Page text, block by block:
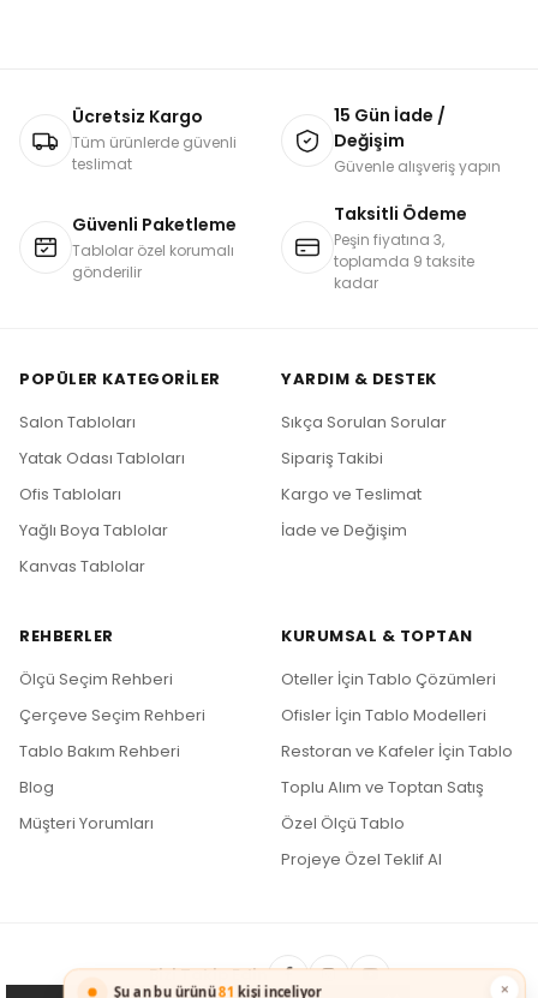
Ücretsiz Kargo
Tüm ürünlerde güvenli
teslimat
15 Gün İade /
Değişim
Güvenle alışveriş yapın
Güvenli Paketleme
Tablolar özel korumalı
gönderilir
Taksitli Ödeme
Peşin fiyatına 3,
toplamda 9 taksite
kadar
POPÜLER KATEGORILER
Salon Tabloları
Yatak Odası Tabloları
Ofis Tabloları
Yağlı Boya Tablolar
Kanvas Tablolar
YARDIM & DESTEK
Sıkça Sorulan Sorular
Sipariş Takibi
Kargo ve Teslimat
İade ve Değişim
REHBERLER
Ölçü Seçim Rehberi
Çerçeve Seçim Rehberi
Tablo Bakım Rehberi
Blog
Müşteri Yorumları
KURUMSAL & TOPTAN
Oteller İçin Tablo Çözümleri
Ofisler İçin Tablo Modelleri
Restoran ve Kafeler İçin Tablo
Toplu Alım ve Toptan Satış
Özel Ölçü Tablo
Projeye Özel Teklif Al
Bizi Takip Edin
×
Şu an bu ürünü81 kişi inceliyor